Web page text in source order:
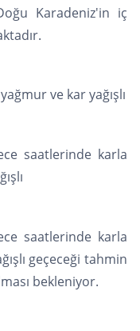
Karadeniz'in iç
ve kar yağışlı
saatlerinde karla
saatlerinde karla
geçeceği tahmin
bekleniyor.